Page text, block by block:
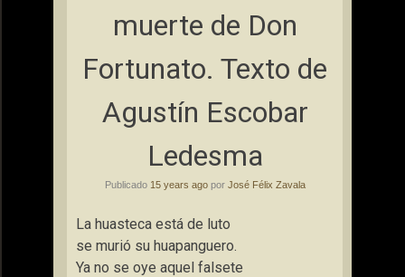
muerte de Don
Fortunato. Texto de
Agustín Escobar
Ledesma
Publicado 15 years agopor José Félix Zavala
La huasteca está de luto
se murió su huapanguero.
Ya no se oye aquel falsete